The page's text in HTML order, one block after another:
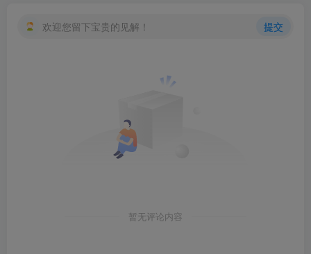
欢迎您留下宝贵的见解！ 提交
暂无评论内容